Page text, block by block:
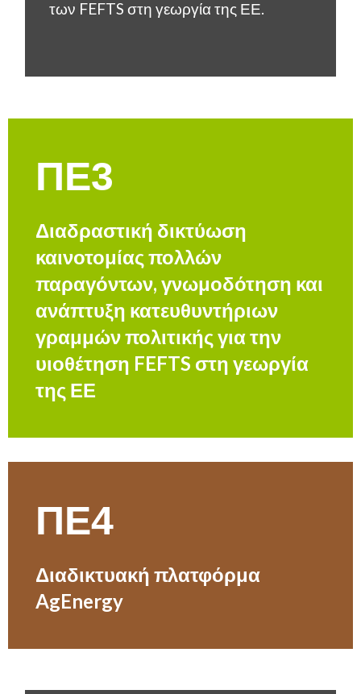
των FEFTS στη γεωργία της ΕΕ.
ΠΕ3
Διαδραστική δικτύωση
καινοτομίας πολλών
παραγόντων, γνωμοδότηση και
ανάπτυξη κατευθυντήριων
γραμμών πολιτικής για την
υιοθέτηση FEFTS στη γεωργία
της ΕΕ
ΠΕ4
Διαδικτυακή πλατφόρμα
AgEnergy